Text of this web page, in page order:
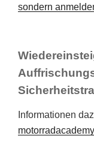
sondern
Informationen